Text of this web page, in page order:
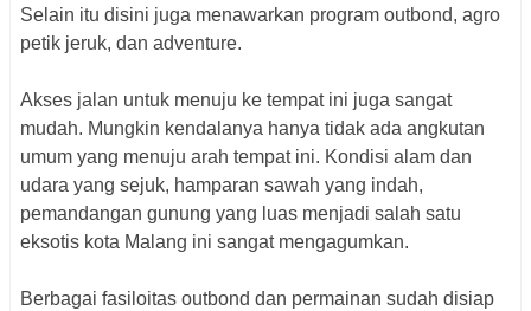
Selain itu disini juga menawarkan program outbond, agro
petik jeruk, dan adventure.
Akses jalan untuk menuju ke tempat ini juga sangat
mudah. Mungkin kendalanya hanya tidak ada angkutan
umum yang menuju arah tempat ini. Kondisi alam dan
udara yang sejuk, hamparan sawah yang indah,
pemandangan gunung yang luas menjadi salah satu
eksotis kota Malang ini sangat mengagumkan.
Berbagai fasiloitas outbond dan permainan sudah disiap